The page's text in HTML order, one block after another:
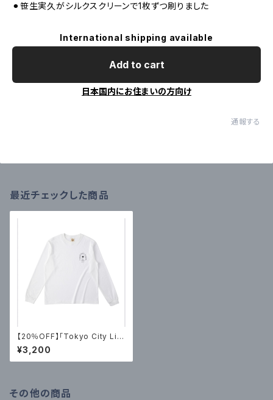
⚫︎笹生実久がシルクスクリーンで1枚ずつ刷りました
International shipping available
Add to cart
日本国内にお住まいの方向け
通報する
最近チェックした商品
【20％OFF】「Tokyo City Lig
hts 2」オーガニックコットン・ロ
ングTシャツ
¥3,200
その他の商品